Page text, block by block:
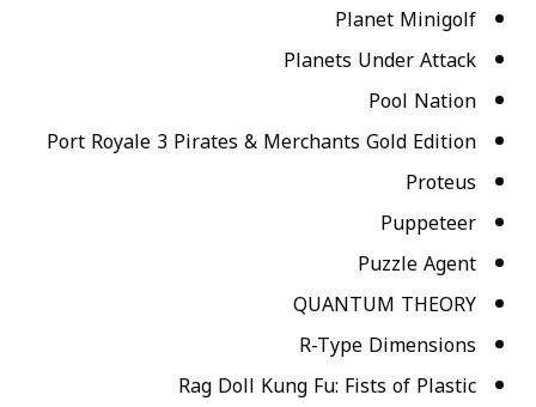
Planet Minigolf
Planets Under Attack
Pool Nation
Port Royale 3 Pirates & Merchants Gold Edition
Proteus
Puppeteer
Puzzle Agent
QUANTUM THEORY
R-Type Dimensions
Rag Doll Kung Fu: Fists of Plastic